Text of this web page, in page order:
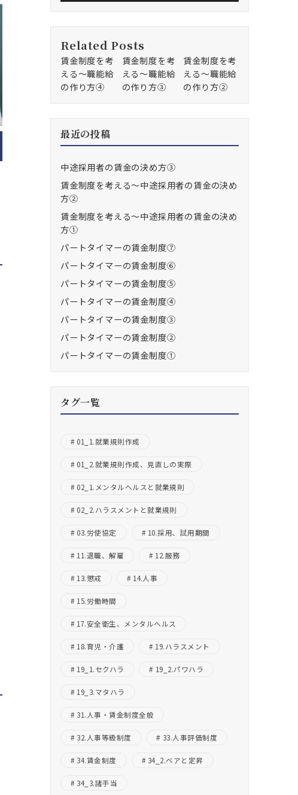
Related Posts
賃金制度を考
える～職能給
の作り方④
賃金制度を考
える～職能給
の作り方③
賃金制度を考
える～職能給
の作り方②
最近の投稿
中途採用者の賃金の決め方③
賃金制度を考える～中途採用者の賃金の決め
方②
賃金制度を考える～中途採用者の賃金の決め
方①
パートタイマーの賃金制度⑦
パートタイマーの賃金制度⑥
パートタイマーの賃金制度⑤
パートタイマーの賃金制度④
パートタイマーの賃金制度③
パートタイマーの賃金制度②
パートタイマーの賃金制度①
タグ一覧
01_1.就業規則作成
01_2.就業規則作成、見直しの実際
02_1.メンタルヘルスと就業規則
02_2.ハラスメントと就業規則
03.労使協定 10.採用、試用期間
11.退職、解雇 12.服務
13.懲戒 14.人事
15.労働時間
17.安全衛生、メンタルヘルス
18.育児・介護 19.ハラスメント
19_1.セクハラ 19_2.パワハラ
19_3.マタハラ
31.人事・賃金制度全般
32.人事等級制度 33.人事評価制度
34.賃金制度 34_2.ベアと定昇
34_3.諸手当